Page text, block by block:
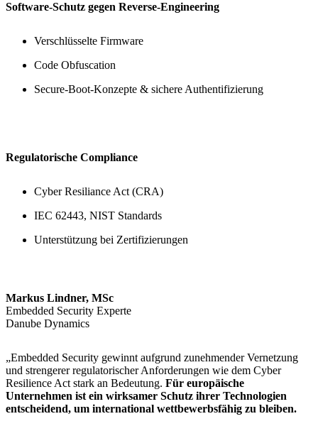
Software-Schutz gegen Reverse-Engineering
Verschlüsselte Firmware
Code Obfuscation
Secure-Boot-Konzepte & sichere Authentifizierung
Regulatorische Compliance
Cyber Resiliance Act (CRA)
IEC 62443, NIST Standards
Unterstützung bei Zertifizierungen
Markus Lindner, MSc
Embedded Security Experte
Danube Dynamics
„Embedded Security gewinnt aufgrund zunehmender Vernetzung
und strengerer regulatorischer Anforderungen wie dem Cyber
Resilience Act stark an Bedeutung. Für europäische
Unternehmen ist ein wirksamer Schutz ihrer Technologien
entscheidend, um international wettbewerbsfähig zu bleiben.